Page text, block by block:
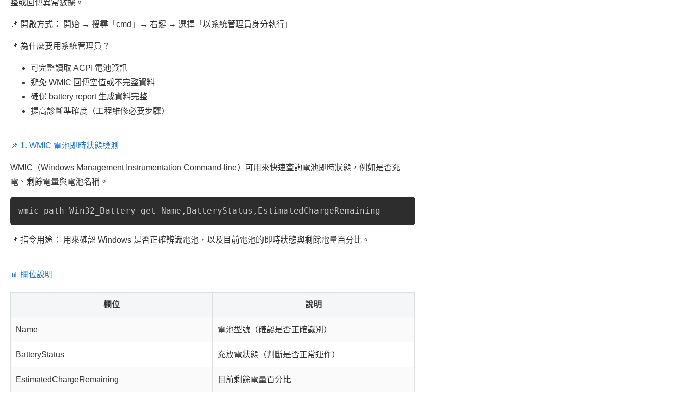
整或回傳異常數據。
📌 開啟方式： 開始 → 搜尋「cmd」→ 右鍵 → 選擇「以系統管理員身分執行」
📌 為什麼要用系統管理員？
可完整讀取 ACPI 電池資訊
避免 WMIC 回傳空值或不完整資料
確保 battery report 生成資料完整
提高診斷準確度（工程維修必要步驟）
📌 1. WMIC 電池即時狀態檢測
WMIC（Windows Management Instrumentation Command-line）可用來快速查詢電池即時狀態，例如是否充
電、剩餘電量與電池名稱。
wmic path Win32_Battery get Name,BatteryStatus,EstimatedChargeRemaining
📌 指令用途： 用來確認 Windows 是否正確辨識電池，以及目前電池的即時狀態與剩餘電量百分比。
📊 欄位說明
欄位 說明
Name 電池型號（確認是否正確識別）
BatteryStatus 充放電狀態（判斷是否正常運作）
EstimatedChargeRemaining 目前剩餘電量百分比